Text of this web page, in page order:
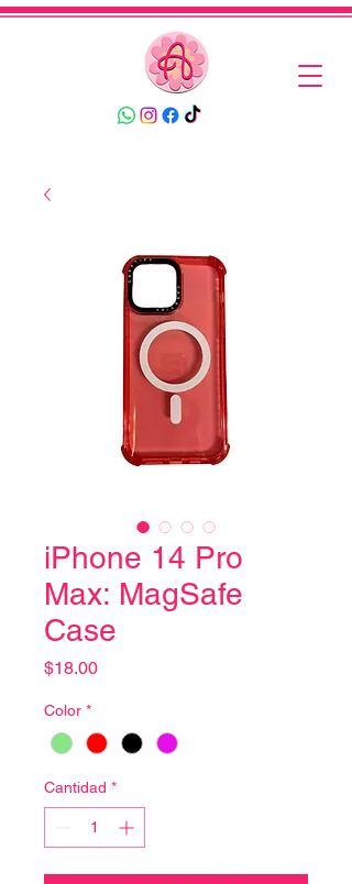
iPhone 14 Pro
Max: MagSafe
Case
$18.00Precio
Color *
Cantidad *